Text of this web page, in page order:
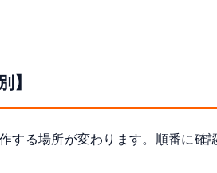
】
する場所が変わります。順番に確